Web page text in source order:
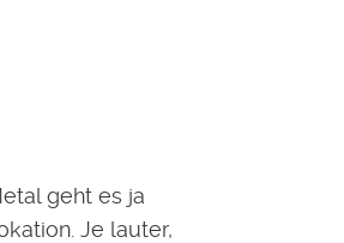
geht es ja
Je lauter,